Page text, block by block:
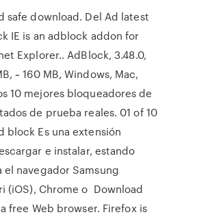
safe download. Del Ad latest
IE is an adblock addon for
Explorer.. AdBlock, 3.48.0,
~ 160 MB, Windows, Mac,
10 mejores bloqueadores de
de prueba reales. 01 of 10
block Es una extensión
e instalar, estando
navegador Samsung
(iOS), Chrome o Download
free Web browser. Firefox is